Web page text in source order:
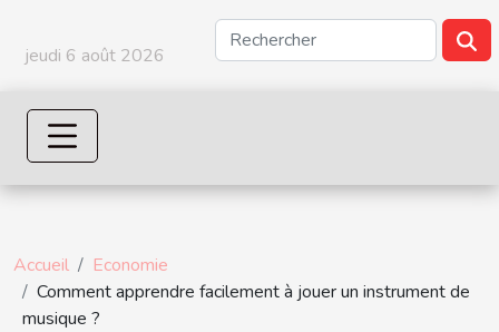
jeudi 6 août 2026
Accueil
Economie
Comment apprendre facilement à jouer un instrument de
musique ?